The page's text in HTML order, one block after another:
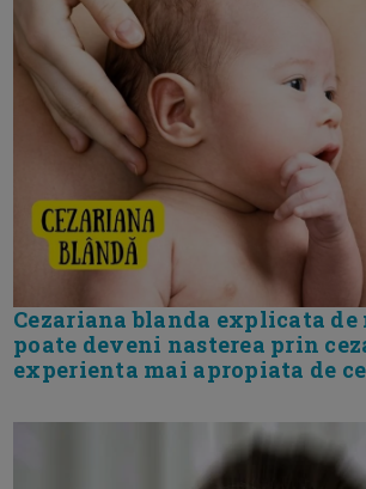
Cezariana blanda explicata de
poate deveni nasterea prin
experienta mai apropiata de